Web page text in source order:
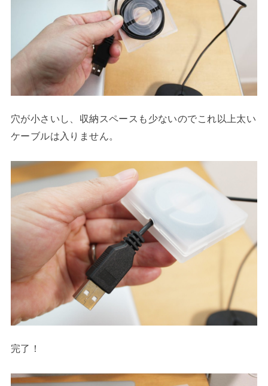
穴が小さいし、収納スペースも少ないのでこれ以上太い
ケーブルは入りません。
完了！